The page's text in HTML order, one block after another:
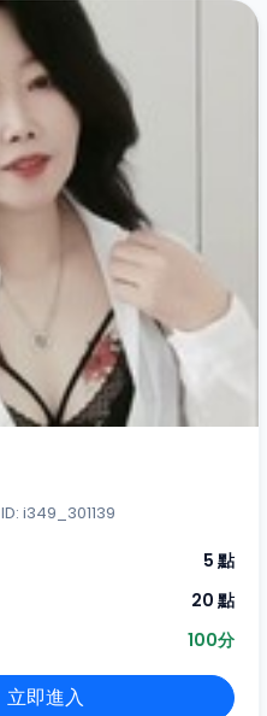
ID: i349_301139
5 點
20 點
100分
立即進入